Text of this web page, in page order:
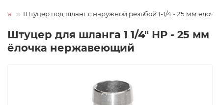
Штуцер под шланг с наружной резьбой 1-1/4 - 25 мм
Штуцер для шланга 1 1/4" НР - 25 мм
ёлочка нержавеющий